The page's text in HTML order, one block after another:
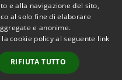
Copyright © 2026 • Comune di
Castiglione della Pescaia •
Powered byMunicipium
Accesso redazione
e alla navigazione del sito,
al solo fine di elaborare
e anonime.
cookie policy al seguente link
RIFIUTA TUTTO